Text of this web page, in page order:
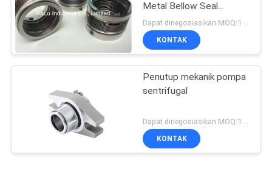
Metal Bellow Seal
berkualitas tinggi
KONTAK
Penutup mekanik pompa
sentrifugal
KONTAK